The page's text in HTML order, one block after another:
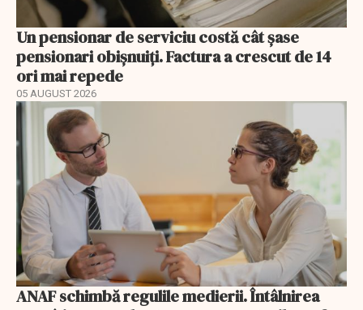
Un pensionar de serviciu costă cât șase
pensionari obișnuiți. Factura a crescut de 14
ori mai repede
05 AUGUST 2026
ANAF schimbă regulile medierii. Întâlnirea